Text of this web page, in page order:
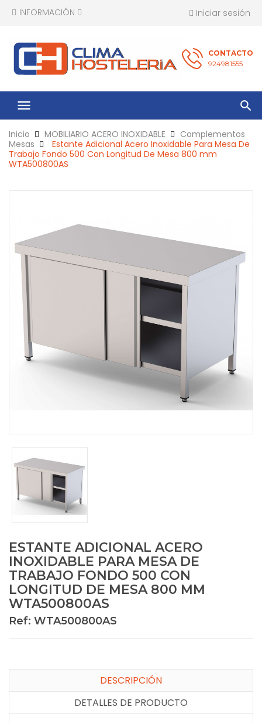
INFORMACIÓN Iniciar sesión
CONTACTO
924981555
menu
Inicio MOBILIARIO ACERO INOXIDABLE
Complementos
Mesas
Estante Adicional Acero Inoxidable Para Mesa De
Trabajo Fondo 500 Con Longitud De Mesa 800 mm
WTA500800AS
ESTANTE ADICIONAL ACERO
INOXIDABLE PARA MESA DE
TRABAJO FONDO 500 CON
LONGITUD DE MESA 800 MM
WTA500800AS
Ref: WTA500800AS
DESCRIPCIÓN
DETALLES DE PRODUCTO